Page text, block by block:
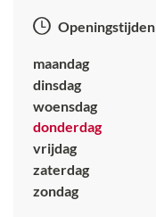
Openingstijden
maandag
dinsdag
woensdag
donderdag
vrijdag
zaterdag
zondag